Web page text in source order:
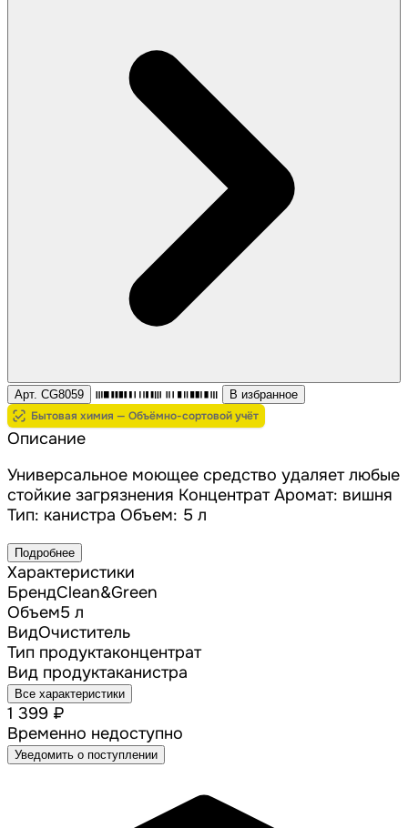
Арт. CG8059 В избранное
Бытовая химия — Объёмно-сортовой учёт
Описание
Универсальное моющее средство удаляет любые
стойкие загрязнения Концентрат Аромат: вишня
Тип: канистра Объем: 5 л
Подробнее
Характеристики
БрендClean&Green
Объем5 л
ВидОчиститель
Тип продуктаконцентрат
Вид продуктаканистра
Все характеристики
1 399 ₽
Временно недоступно
Уведомить о поступлении